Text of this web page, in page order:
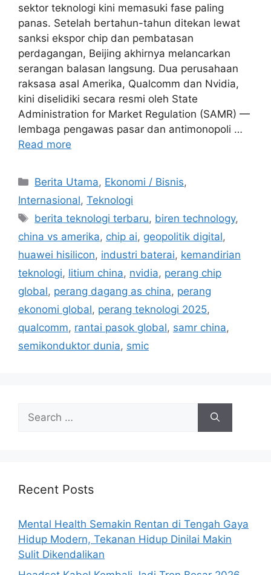
sektor teknologi kini memasuki fase paling
panas. Setelah bertahun-tahun ditekan lewat
sanksi ekspor chip dan pembatasan
perdagangan, Beijing akhirnya melancarkan
serangan balasan langsung. Dua perusahaan
raksasa asal Amerika, Qualcomm dan Nvidia,
kini diselidiki secara resmi oleh State
Administration for Market Regulation (SAMR) —
lembaga pengawas pasar dan antimonopoli …
Read more
C
a
e
g
o
r
i
s
Berita Utama, Ekonomi / Bisnis,
Internasional, Teknologi
T
a
s
berita teknologi terbaru, biren technology,
china vs amerika, chip ai, geopolitik digital,
huawei hisilicon, industri baterai, kemandirian
teknologi, litium china, nvidia, perang chip
global, perang dagang as china, perang
ekonomi global, perang teknologi 2025,
qualcomm, rantai pasok global, samr china,
semikonduktor dunia, smic
h
r
:
Recent Posts
Mental Health Semakin Rentan di Tengah Gaya
Hidup Modern, Tekanan Hidup Dinilai Makin
Sulit Dikendalikan